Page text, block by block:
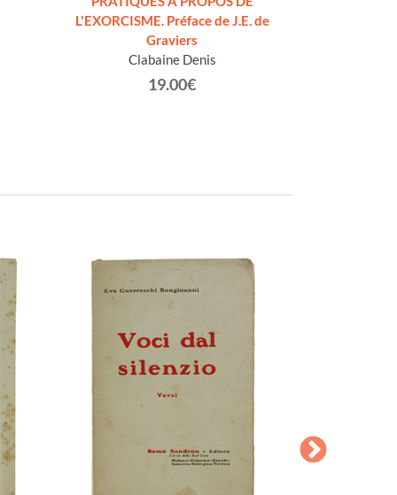
L'EXORCISME. Préface de J.E. de
Graviers
Clabaine Denis
19.00€